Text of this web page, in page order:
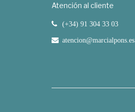
Atención al cliente
(+34) 91 304 33 03
atencion@marcialpons.es